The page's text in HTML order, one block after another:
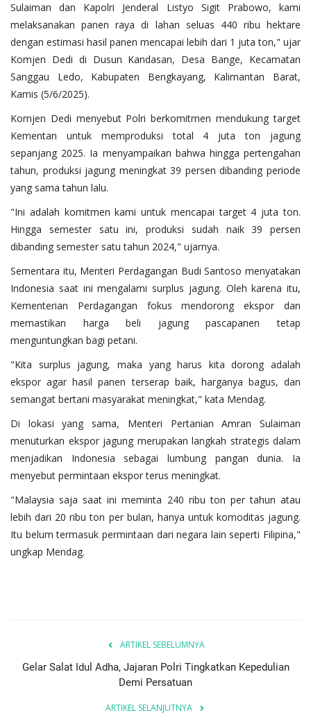
Sulaiman dan Kapolri Jenderal Listyo Sigit Prabowo, kami
melaksanakan panen raya di lahan seluas 440 ribu hektare
dengan estimasi hasil panen mencapai lebih dari 1 juta ton," ujar
Komjen Dedi di Dusun Kandasan, Desa Bange, Kecamatan
Sanggau Ledo, Kabupaten Bengkayang, Kalimantan Barat,
Kamis (5/6/2025).
Komjen Dedi menyebut Polri berkomitmen mendukung target
Kementan untuk memproduksi total 4 juta ton jagung
sepanjang 2025. Ia menyampaikan bahwa hingga pertengahan
tahun, produksi jagung meningkat 39 persen dibanding periode
yang sama tahun lalu.
"Ini adalah komitmen kami untuk mencapai target 4 juta ton.
Hingga semester satu ini, produksi sudah naik 39 persen
dibanding semester satu tahun 2024," ujarnya.
Sementara itu, Menteri Perdagangan Budi Santoso menyatakan
Indonesia saat ini mengalami surplus jagung. Oleh karena itu,
Kementerian Perdagangan fokus mendorong ekspor dan
memastikan harga beli jagung pascapanen tetap
menguntungkan bagi petani.
"Kita surplus jagung, maka yang harus kita dorong adalah
ekspor agar hasil panen terserap baik, harganya bagus, dan
semangat bertani masyarakat meningkat," kata Mendag.
Di lokasi yang sama, Menteri Pertanian Amran Sulaiman
menuturkan ekspor jagung merupakan langkah strategis dalam
menjadikan Indonesia sebagai lumbung pangan dunia. Ia
menyebut permintaan ekspor terus meningkat.
"Malaysia saja saat ini meminta 240 ribu ton per tahun atau
lebih dari 20 ribu ton per bulan, hanya untuk komoditas jagung.
Itu belum termasuk permintaan dari negara lain seperti Filipina,"
ungkap Mendag.
ARTIKEL SEBELUMNYA
Gelar Salat Idul Adha, Jajaran Polri Tingkatkan Kepedulian
Demi Persatuan
ARTIKEL SELANJUTNYA